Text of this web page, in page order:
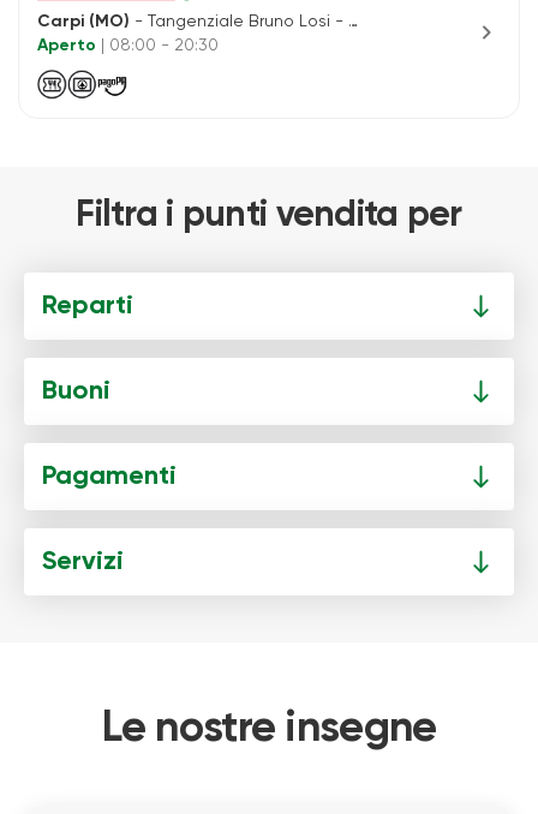
Carpi (MO) - Tangenziale Bruno Losi - Ang. via Nuova Ponente
Aperto
| 08:00 - 20:30 chevron_right
Filtra i punti vendita per
Reparti
Buoni
Pagamenti
Servizi
Le nostre insegne